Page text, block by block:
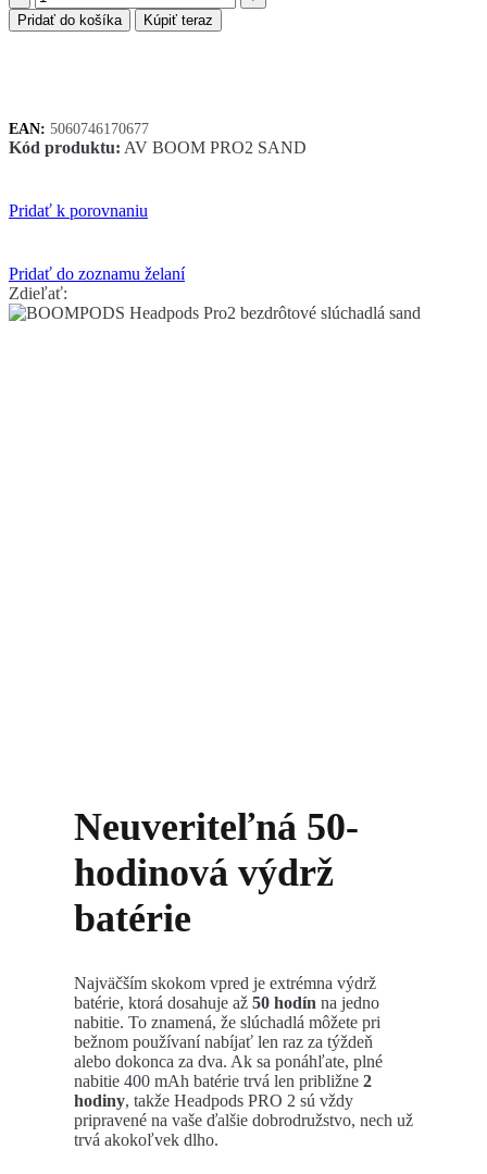
BOOMPODS
Headpods
Pridať do košíka Kúpiť teraz
EAN: 5060746170677
Kód produktu: AV BOOM PRO2 SAND
Pridať k porovnaniu
Pridať do zoznamu želaní
Zdieľať:
Neuveriteľná 50-
hodinová výdrž
batérie
Najväčším skokom vpred je extrémna výdrž
batérie, ktorá dosahuje až 50 hodín na jedno
nabitie. To znamená, že slúchadlá môžete pri
bežnom používaní nabíjať len raz za týždeň
alebo dokonca za dva. Ak sa ponáhľate, plné
nabitie 400 mAh batérie trvá len približne 2
hodiny, takže Headpods PRO 2 sú vždy
pripravené na vaše ďalšie dobrodružstvo, nech už
trvá akokoľvek dlho.